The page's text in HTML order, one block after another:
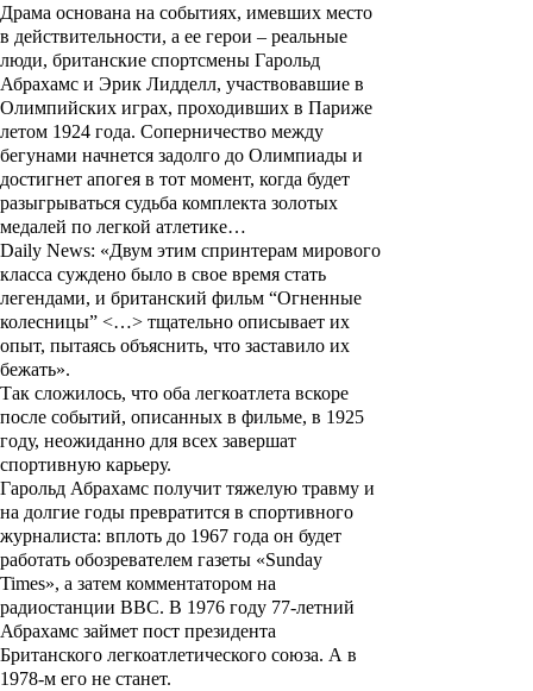
Драма основана на событиях, имевших место
в действительности, а ее герои – реальные
люди, британские спортсмены Гарольд
Абрахамс и Эрик Лидделл, участвовавшие в
Олимпийских играх, проходивших в Париже
летом 1924 года. Соперничество между
бегунами начнется задолго до Олимпиады и
достигнет апогея в тот момент, когда будет
разыгрываться судьба комплекта золотых
медалей по легкой атлетике…
Daily News: «Двум этим спринтерам мирового
класса суждено было в свое время стать
легендами, и британский фильм “Огненные
колесницы” <…> тщательно описывает их
опыт, пытаясь объяснить, что заставило их
бежать».
Так сложилось, что оба легкоатлета вскоре
после событий, описанных в фильме, в 1925
году, неожиданно для всех завершат
спортивную карьеру.
Гарольд Абрахамс получит тяжелую травму и
на долгие годы превратится в спортивного
журналиста: вплоть до 1967 года он будет
работать обозревателем газеты «Sunday
Times», а затем комментатором на
радиостанции BBC. В 1976 году 77-летний
Абрахамс займет пост президента
Британского легкоатлетического союза. А в
1978-м его не станет.